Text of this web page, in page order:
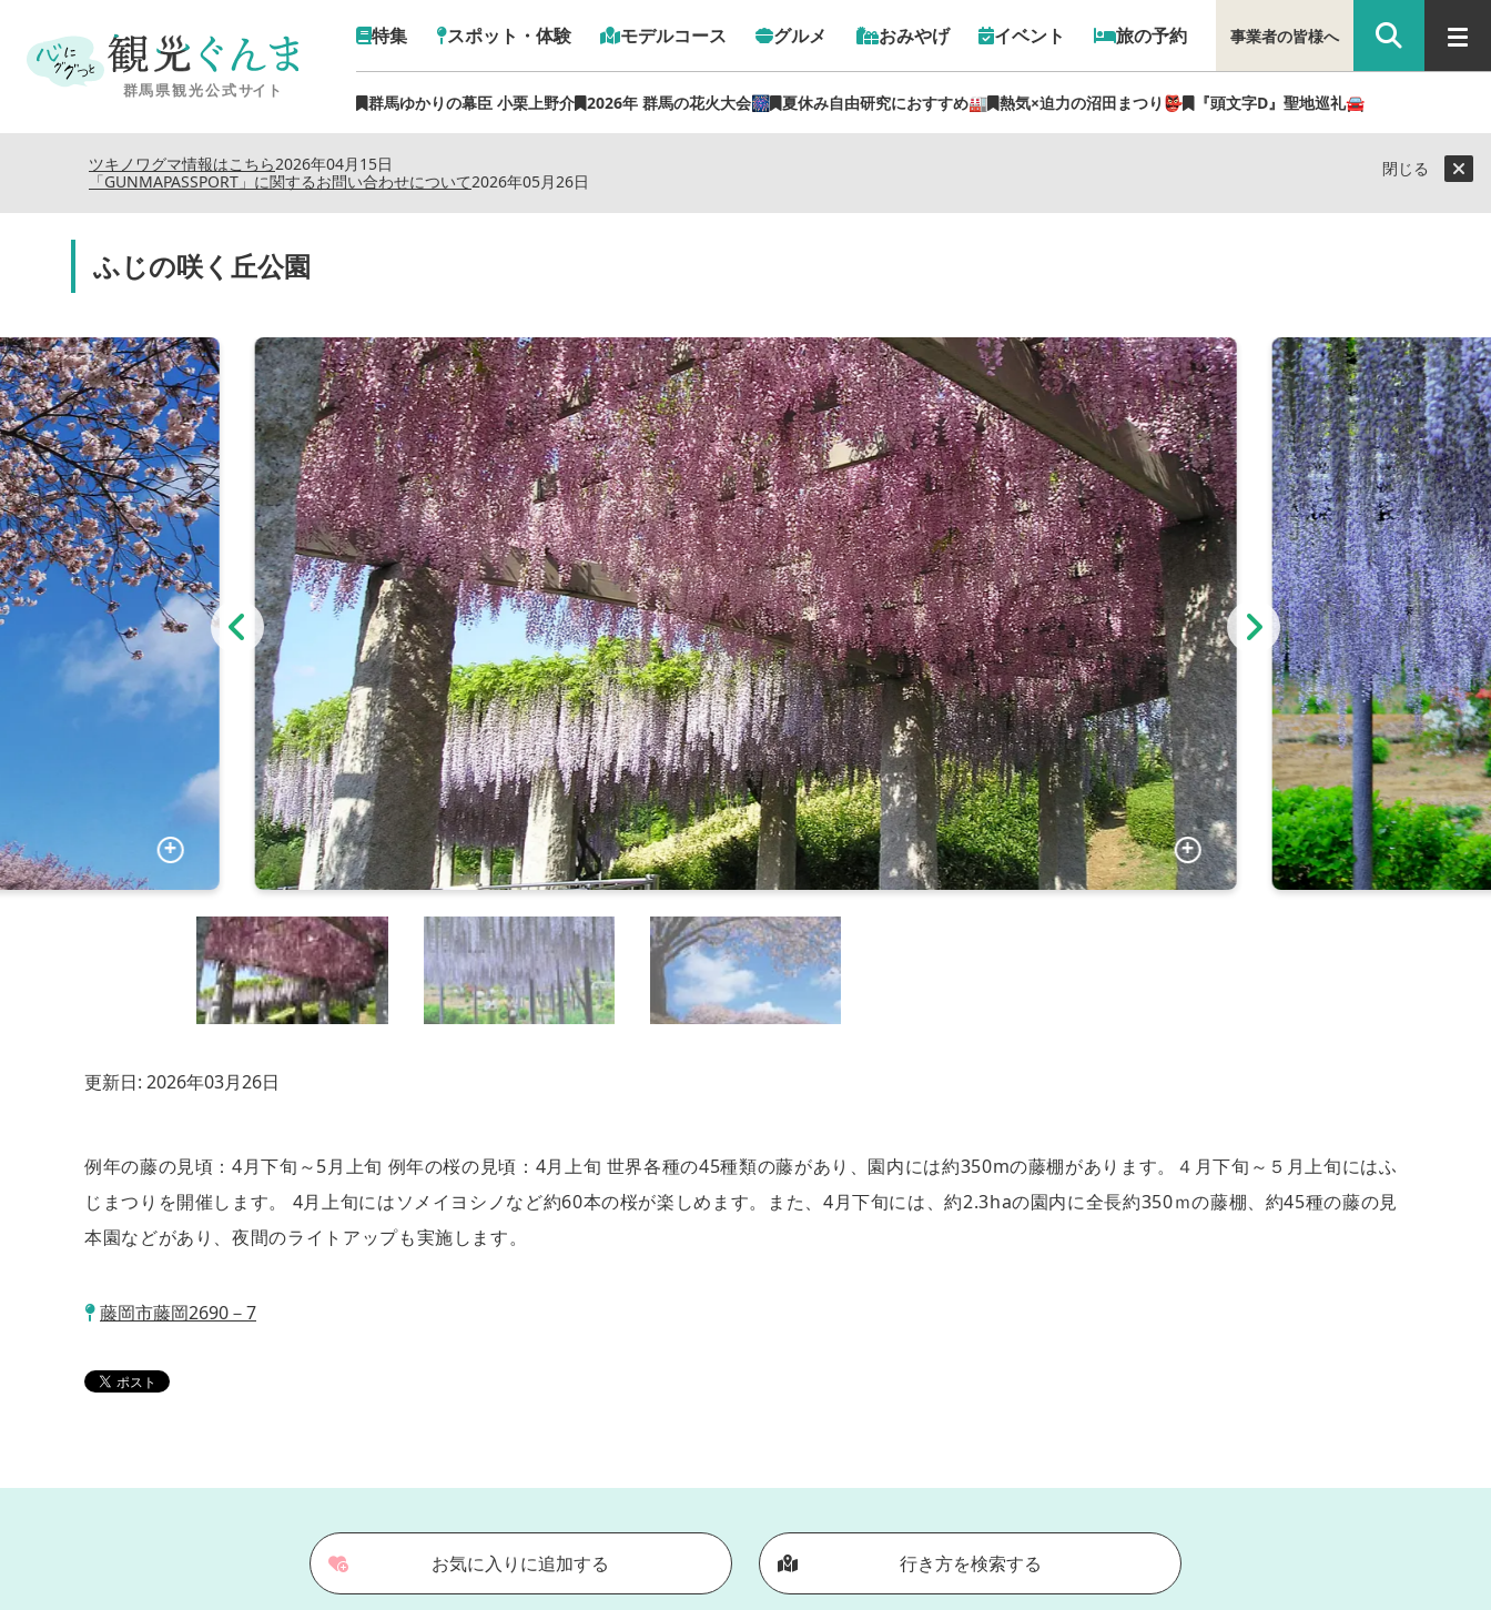
特集 スポット・体験 モデルコース グルメ おみやげ イベント 旅の予約
群馬ゆかりの幕臣 小栗上野介 2026年 群馬の花火大会🎆 夏休み自由研究におすすめ🏭 熱気×迫力の沼田まつり👺 『頭文字D』聖地巡礼🚘
事業者の皆様へ
2026年04月15日
ツキノワグマ情報はこちら
2026年05月26日
「GUNMAPASSPORT」に関するお問い合わせについて
閉じる
ふじの咲く丘公園
更新日: 2026年03月26日
例年の藤の見頃：4月下旬～5月上旬 例年の桜の見頃：4月上旬 世界各種の45種類の藤があり、園内には約350mの藤棚があります。４月下旬～５月上旬にはふ
じまつりを開催します。 4月上旬にはソメイヨシノなど約60本の桜が楽しめます。また、4月下旬には、約2.3haの園内に全長約350ｍの藤棚、約45種の藤の見
本園などがあり、夜間のライトアップも実施します。
藤岡市藤岡2690－7
お気に入りに追加する 行き方を検索する